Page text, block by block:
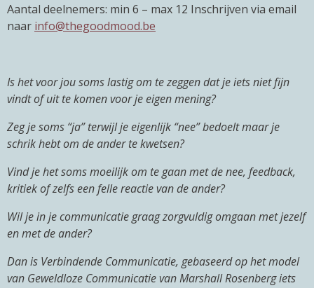
Aantal deelnemers: min 6 – max 12 Inschrijven via email
naar info@thegoodmood.be
Is het voor jou soms lastig om te zeggen dat je iets niet fijn
vindt of uit te komen voor je eigen mening?
Zeg je soms “ja” terwijl je eigenlijk “nee” bedoelt maar je
schrik hebt om de ander te kwetsen?
Vind je het soms moeilijk om te gaan met de nee, feedback,
kritiek of zelfs een felle reactie van de ander?
Wil je in je communicatie graag zorgvuldig omgaan met jezelf
en met de ander?
Dan is Verbindende Communicatie, gebaseerd op het model
van Geweldloze Communicatie van Marshall Rosenberg iets